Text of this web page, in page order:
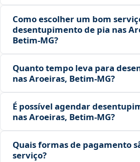
Como escolher um bom
desentupimento de pia nas
Betim‑MG?
Quanto tempo leva para
nas Aroeiras, Betim‑MG?
É possível agendar
nas Aroeiras, Betim‑MG?
Quais formas de pagamento
serviço?